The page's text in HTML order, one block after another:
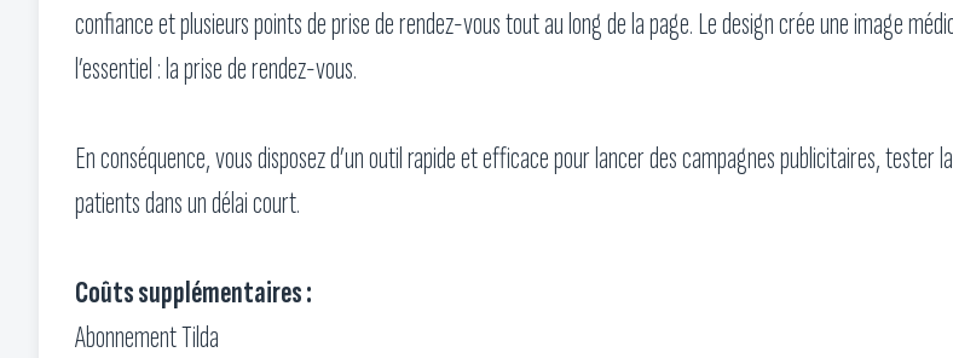
confiance et plusieurs points de prise de rendez-vous tout au long de la page. Le design crée une image
l’essentiel : la prise de rendez-vous.
En conséquence, vous disposez d’un outil rapide et efficace pour lancer des campagnes publicitaires, tester
patients dans un délai court.
Coûts supplémentaires :
Abonnement Tilda